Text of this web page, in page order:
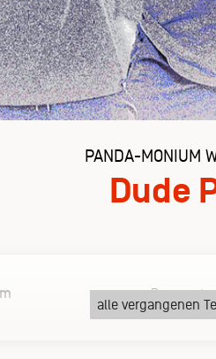
PANDA-MONIUM
Dude
alle vergangenen